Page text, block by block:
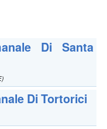
Di Santa
Di Tortorici